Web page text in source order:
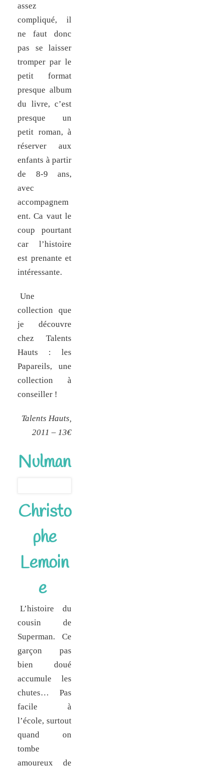
assez
compliqué, il
ne faut donc
pas se laisser
tromper par le
petit format
presque album
du livre, c’est
presque un
petit roman, à
réserver aux
enfants à partir
de 8-9 ans,
avec
accompagnem
ent. Ca vaut le
coup pourtant
car l’histoire
est prenante et
intéressante.
Une
collection que
je découvre
chez Talents
Hauts : les
Papareils, une
collection à
conseiller !
Talents Hauts,
2011 – 13€
Nulman
Christo
phe
Lemoin
e
L’histoire du
cousin de
Superman. Ce
garçon pas
bien doué
accumule les
chutes… Pas
facile à
l’école, surtout
quand on
tombe
amoureux de